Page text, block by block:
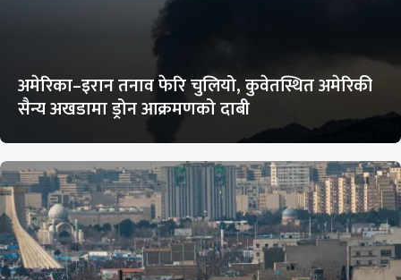
अमेरिका–इरान तनाव फेरि चुलियो, कुवेतस्थित अमेरिकी
सैन्य अखडामा ड्रोन आक्रमणको दाबी